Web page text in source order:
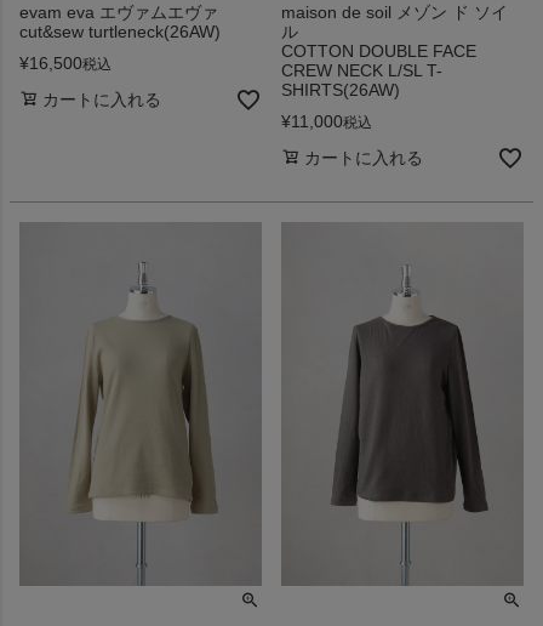
evam eva エヴァムエヴァ
cut&sew turtleneck(26AW)
¥16,500税込
カートに入れる
maison de soil メゾン ド ソイ
ル
COTTON DOUBLE FACE
CREW NECK L/SL T-
SHIRTS(26AW)
¥11,000税込
カートに入れる